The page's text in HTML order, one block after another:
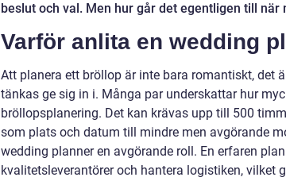
beslut och val. Men hur går det egentligen till
Varför anlita en wedding
Att planera ett bröllop är inte bara romantiskt, det
tänkas ge sig in i. Många par underskattar hur
bröllopsplanering. Det kan krävas upp till 500
som plats och datum till mindre men avgörande
wedding planner en avgörande roll. En erfaren
kvalitetsleverantörer och hantera logistiken, vilket